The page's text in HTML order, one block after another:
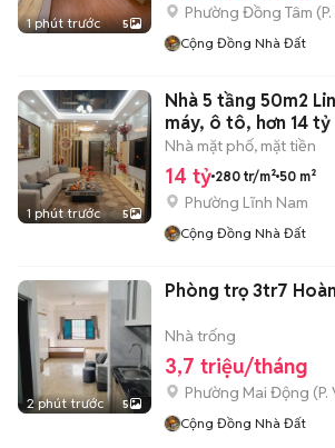
1 phút trước 5
Phường Đồng Tâm (
Cộng Đồng Nhà Đất
1 phút trước 5
Nhà 5 tầng 50m2
máy, ô tô, hơn 14 tỷ
Nhà mặt phố, mặt tiền
14 tỷ 280 tr/m² 50 m²
Phường Lĩnh Nam
Cộng Đồng Nhà Đất
2 phút trước 5
Phòng trọ 3tr7
Nhà trống
3,7 triệu/tháng
Phường Mai Động (
Cộng Đồng Nhà Đất